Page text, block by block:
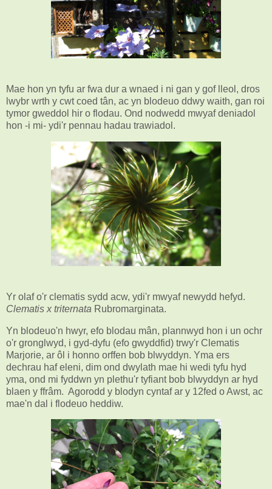
Mae hon yn tyfu ar fwa dur a wnaed i ni gan y gof lleol, dros
lwybr wrth y cwt coed tân, ac yn blodeuo ddwy waith, gan roi
tymor gweddol hir o flodau. Ond nodwedd mwyaf deniadol
hon -i mi- ydi'r pennau hadau trawiadol.
Yr olaf o'r clematis sydd acw, ydi'r mwyaf newydd hefyd.
Clematis x triternata Rubromarginata.
Yn blodeuo'n hwyr, efo blodau mân, plannwyd hon i un ochr
o'r gronglwyd, i gyd-dyfu (efo gwyddfid) trwy'r Clematis
Marjorie, ar ôl i honno orffen bob blwyddyn. Yma ers
dechrau haf eleni, dim ond dwylath mae hi wedi tyfu hyd
yma, ond mi fyddwn yn plethu'r tyfiant bob blwyddyn ar hyd
blaen y ffrâm. Agorodd y blodyn cyntaf ar y 12fed o Awst, ac
mae'n dal i flodeuo heddiw.